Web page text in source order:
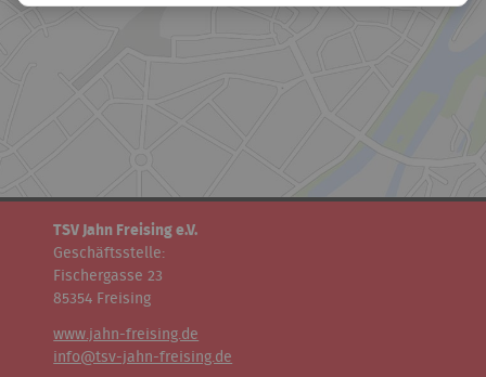
TSV Jahn Freising e.V.
Geschäftsstelle:
Fischergasse 23
85354 Freising
www.jahn-freising.de
info@tsv-jahn-freising.de